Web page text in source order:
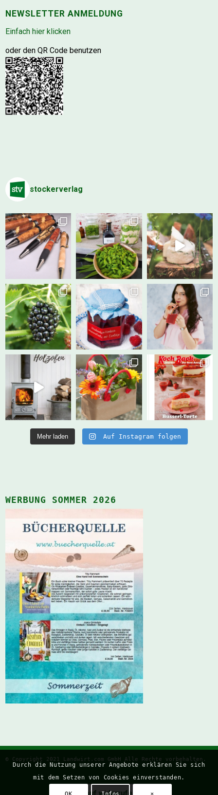
NEWSLETTER ANMELDUNG
Einfach hier klicken
oder den QR Code benutzen
stockerverlag
Mehr laden Auf Instagram folgen
WERBUNG SOMMER 2026
© Copyright 2021 Landwirt.com GmbH Alle Rechte vorbehalten.
Durch die Nutzung unserer Angebote erklären Sie sich
mit dem Setzen von Cookies einverstanden.
Kauf widerrufen